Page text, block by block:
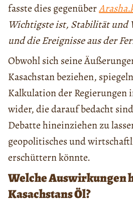
fasste dies gegenüber
Wichtigste ist, Stabilität und
und die Ereignisse aus der
Obwohl sich seine
Kasachstan beziehen,
Kalkulation der Regierungen
wider, die darauf bedacht
Debatte hineinziehen zu
geopolitisches und
erschüttern könnte.
Welche Auswirkungen
Kasachstans Öl?